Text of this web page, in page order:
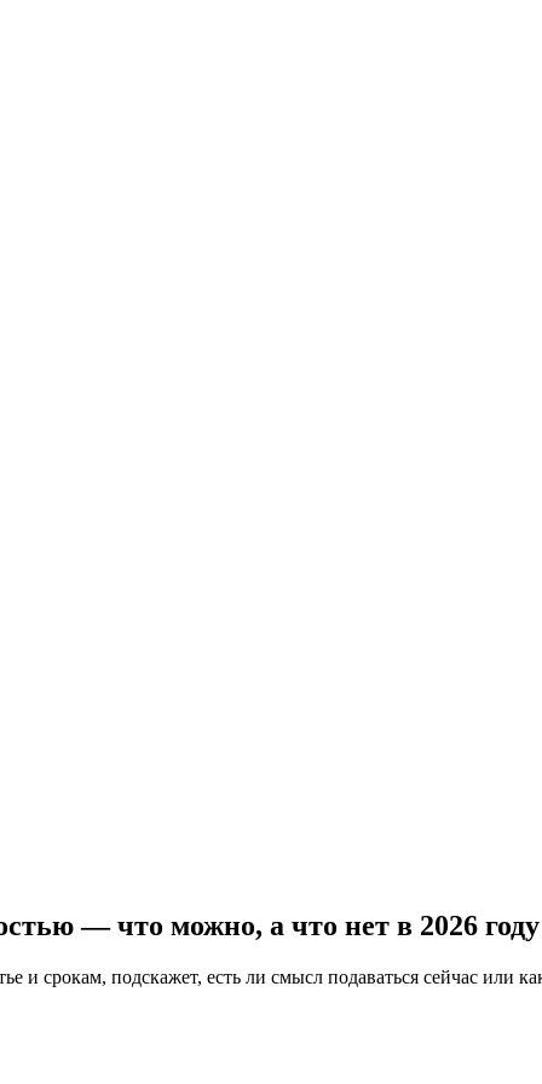
— что можно, а что нет в 2026 году
и срокам, подскажет, есть ли смысл подаваться сейчас или